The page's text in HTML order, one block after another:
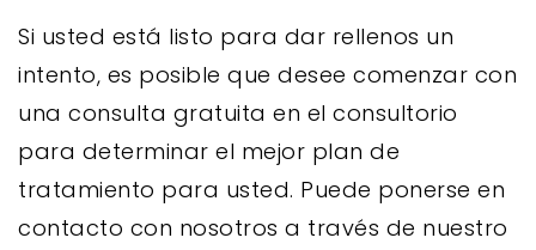
Si usted está listo para dar rellenos un
intento, es posible que desee comenzar con
una consulta gratuita en el consultorio
para determinar el mejor plan de
tratamiento para usted. Puede ponerse en
contacto con nosotros a través de nuestro